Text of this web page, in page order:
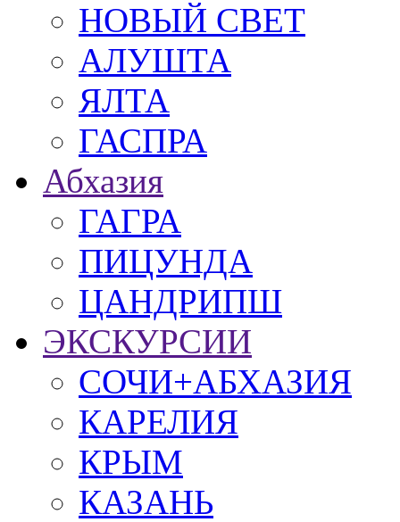
НОВЫЙ СВЕТ
АЛУШТА
ЯЛТА
ГАСПРА
Абхазия
ГАГРА
ПИЦУНДА
ЦАНДРИПШ
ЭКСКУРСИИ
СОЧИ+АБХАЗИЯ
КАРЕЛИЯ
КРЫМ
КАЗАНЬ